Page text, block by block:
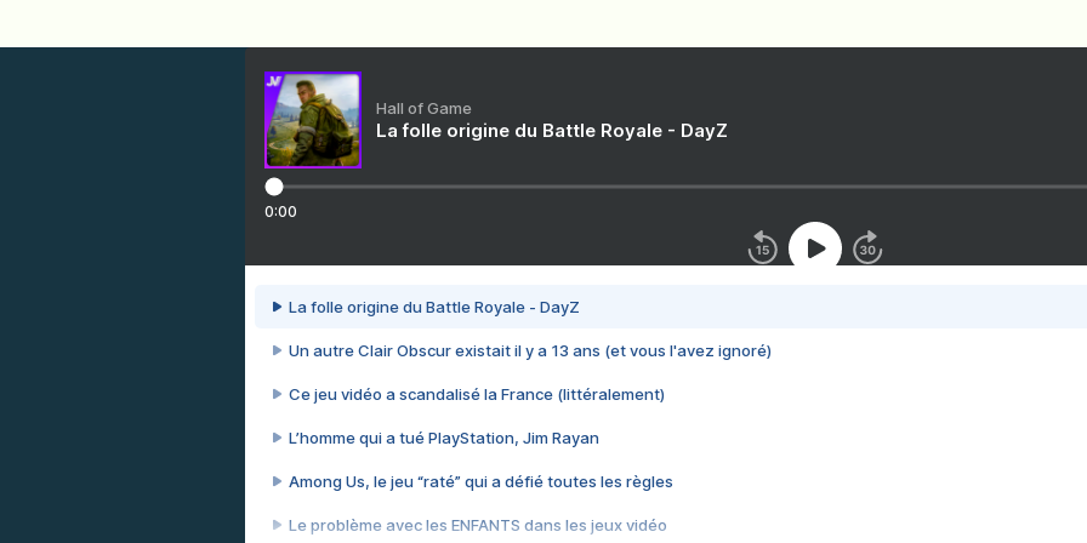
Hall of Game
La folle origine du Battle Royale - DayZ
0:00
La folle origine du Battle Royale - DayZ
Un autre Clair Obscur existait il y a 13 ans (et vous l'avez ignoré)
Ce jeu vidéo a scandalisé la France (littéralement)
L’homme qui a tué PlayStation, Jim Rayan
Among Us, le jeu “raté” qui a défié toutes les règles
Le problème avec les ENFANTS dans les jeux vidéo